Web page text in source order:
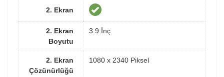
2. Ekran
2. Ekran
Boyutu
3.9 İnç
2. Ekran
Çözünürlüğü
1080 x 2340 Piksel